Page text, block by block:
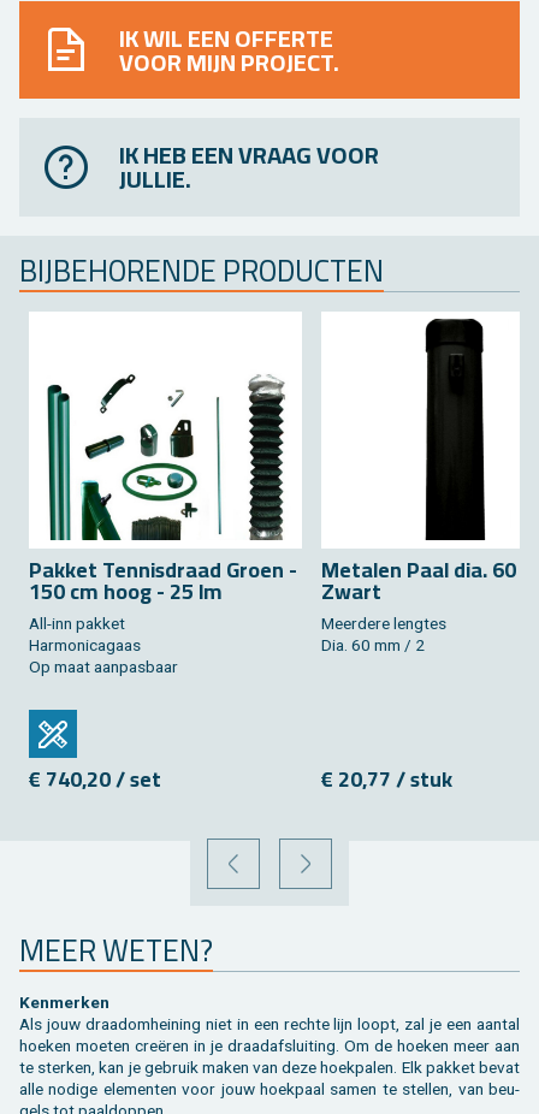
IK WIL EEN OFFERTE
VOOR MIJN PROJECT.
IK HEB EEN VRAAG VOOR
JULLIE.
BIJ­BE­HO­REN­DE PRO­DUC­TEN
Pak­ket Ten­nis­draad Groen -
150 cm hoog - 25 lm
All-inn pak­ket
Har­mo­ni­ca­gaas
Op maat aan­pas­baar
€ 740,20 / set
Me­ta­len Paal dia. 60
Zwart
Meer­de­re leng­tes
Dia. 60 mm / 2
€ 20,77 / stuk
VORIGE VOLGENDE
MEER WETEN?
Ken­mer­ken
Als jouw draad­om­hei­ning niet in een rech­te lijn loopt, zal je een aan­tal
hoe­ken moe­ten creëren in je draad­af­slui­ting. Om de hoe­ken meer aan
te ster­ken, kan je ge­bruik maken van deze hoek­pa­len. Elk pak­ket bevat
alle no­di­ge ele­men­ten voor jouw hoek­paal samen te stel­len, van beu­
gels tot paaldop­pen.